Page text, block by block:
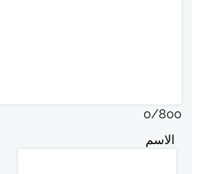
0/800
الاسم